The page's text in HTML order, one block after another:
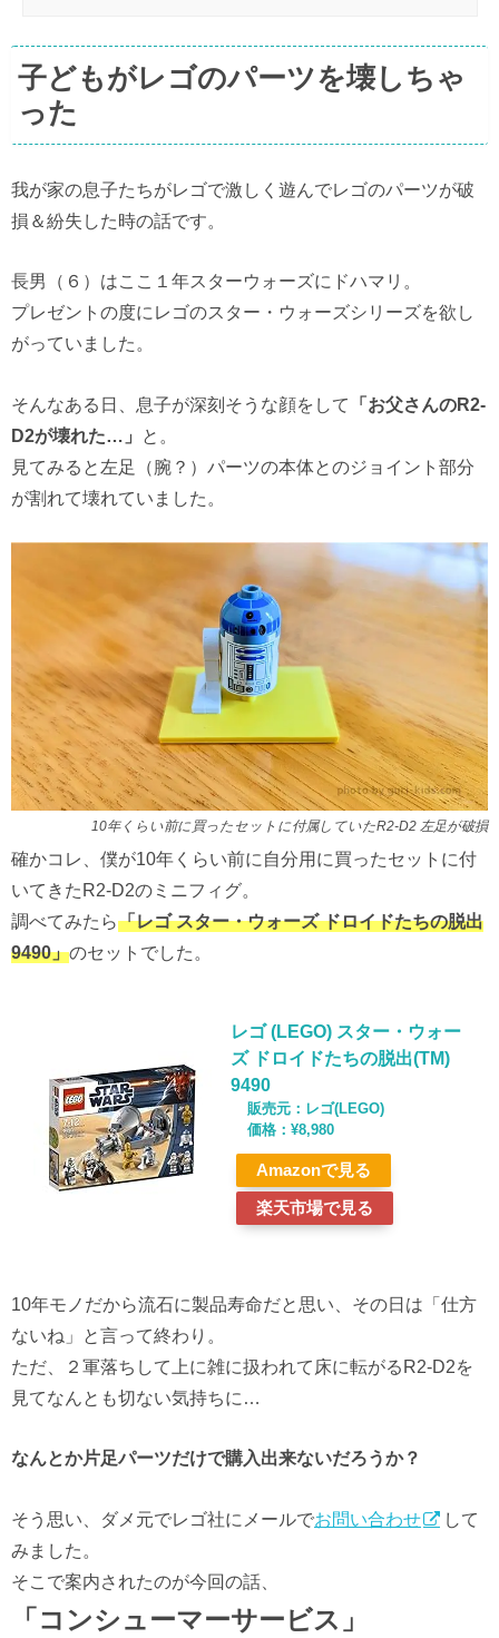
子どもがレゴのパーツを壊しちゃ
った
我が家の息子たちがレゴで激しく遊んでレゴのパーツが破
損＆紛失した時の話です。
長男（６）はここ１年スターウォーズにドハマリ。
プレゼントの度にレゴのスター・ウォーズシリーズを欲し
がっていました。
そんなある日、息子が深刻そうな顔をして
「お父さんのR2-
D2が壊れた…」
と。
見てみると左足（腕？）パーツの本体とのジョイント部分
が割れて壊れていました。
10年くらい前に買ったセットに付属していたR2-D2 左足が破損
確かコレ、僕が10年くらい前に自分用に買ったセットに付
いてきたR2-D2のミニフィグ。
調べてみたら「レゴ スター・ウォーズ ドロイドたちの脱出
9490」のセットでした。
レゴ (LEGO) スター・ウォー
ズ ドロイドたちの脱出(TM)
9490
レゴ(LEGO)
¥8,980
Amazon
楽天市場
10年モノだから流石に製品寿命だと思い、その日は「仕方
ないね」と言って終わり。
ただ、２軍落ちして上に雑に扱われて床に転がるR2-D2を
見てなんとも切ない気持ちに…
なんとか片足パーツだけで購入出来ないだろうか？
そう思い、ダメ元でレゴ社にメールでお問い合わせ
して
みました。
そこで案内されたのが今回の話、
「コンシューマーサービス」